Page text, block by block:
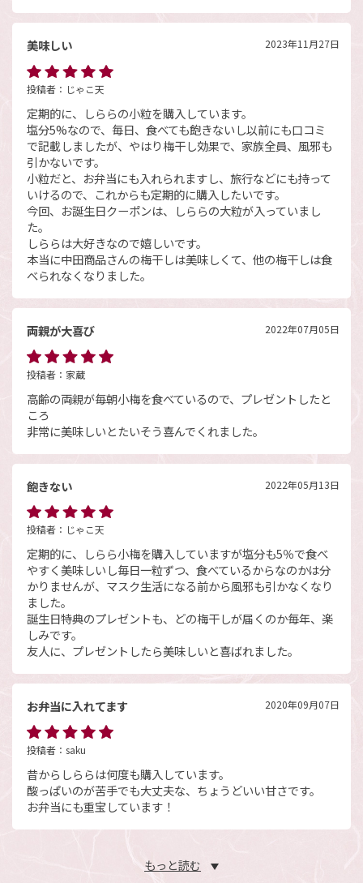
美味しい 2023年11月27日
投稿者： じゃこ天
定期的に、しららの小粒を購入しています。
塩分5%なので、毎日、食べても飽きないし以前にも口コミ
で記載しましたが、やはり梅干し効果で、家族全員、風邪も
引かないです。
小粒だと、お弁当にも入れられますし、旅行などにも持って
いけるので、これからも定期的に購入したいです。
今回、お誕生日クーポンは、しららの大粒が入っていまし
た。
しららは大好きなので嬉しいです。
本当に中田商品さんの梅干しは美味しくて、他の梅干しは食
べられなくなりました。
両親が大喜び 2022年07月05日
投稿者： 家蔵
高齢の両親が毎朝小梅を食べているので、プレゼントしたと
ころ
非常に美味しいとたいそう喜んでくれました。
飽きない 2022年05月13日
投稿者： じゃこ天
定期的に、しらら小梅を購入していますが塩分も5％で食べ
やすく美味しいし毎日一粒ずつ、食べているからなのかは分
かりませんが、マスク生活になる前から風邪も引かなくなり
ました。
誕生日特典のプレゼントも、どの梅干しが届くのか毎年、楽
しみです。
友人に、プレゼントしたら美味しいと喜ばれました。
お弁当に入れてます 2020年09月07日
投稿者： saku
昔からしららは何度も購入しています。
酸っぱいのが苦手でも大丈夫な、ちょうどいい甘さです。
お弁当にも重宝しています！
もっと読む